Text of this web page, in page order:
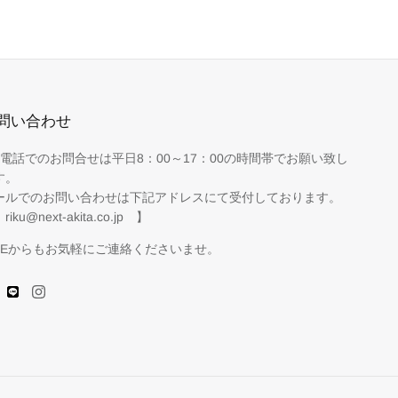
い合わせ
話でのお問合せは平日8：00～17：00の時間帯でお願い致し
ルでのお問い合わせは下記アドレスにて受付しております。
akita.co.jp 】
からもお気軽にご連絡くださいませ。